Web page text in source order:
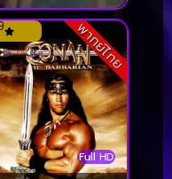
เรเชล นิกเคลล์ (2026)
พากย์ไทย
Full HD